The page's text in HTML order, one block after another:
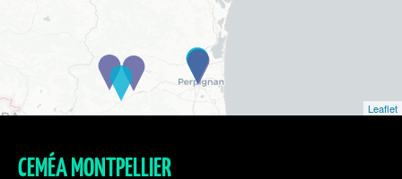
Leaflet
CEMÉA MONTPELLIER